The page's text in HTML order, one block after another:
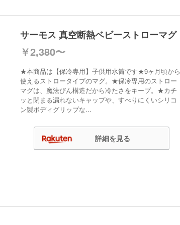
サーモス 真空断熱ベビーストローマグ
￥2,380〜
★本商品は【保冷専用】子供用水筒です★9ヶ月頃から
使えるストロータイプのマグ。★保冷専用のストロー
マグは、魔法びん構造だから冷たさをキープ。★カチ
ッと閉まる漏れないキャップや、すべりにくいシリコ
ン製ボディグリップな...
詳細を見る